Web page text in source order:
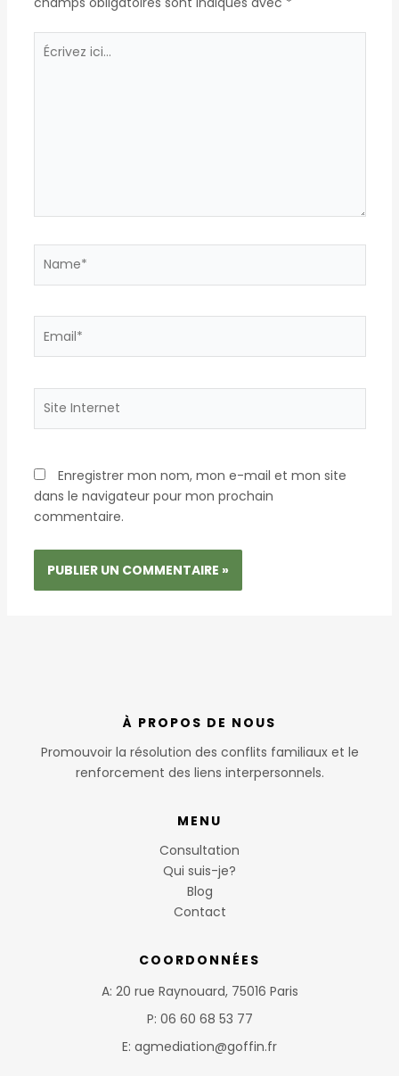
Écrivez
ici…
Internet
Enregistrer mon nom, mon e-mail et mon site
dans le navigateur pour mon prochain
commentaire.
À PROPOS DE NOUS
Promouvoir la résolution des conflits familiaux et le
renforcement des liens interpersonnels.
MENU
Consultation
Qui suis-je?
Blog
Contact
COORDONNÉES
A: 20 rue Raynouard, 75016 Paris
P: 06 60 68 53 77
E: agmediation@goffin.fr